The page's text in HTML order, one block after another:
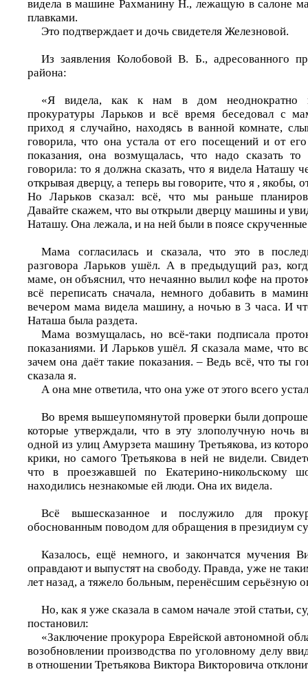
видела в машине Рахманину Н., лежащую в салоне
плавками.
Это подтверждает и дочь свидетеля Железновой.
Из заявления Колобовой В. Б., адресованного
района:
«Я видела, как к нам в дом неоднократно
прокуратуры Ларьков и всё время беседовал с
приход я случайно, находясь в ванной комнате,
говорила, что она устала от его посещений и от
показания, она возмущалась, что надо сказать
говорила: то я должна сказать, что я видела Наташу
открывая дверцу, а теперь вы говорите, что я , якобы,
Но Ларьков сказал: всё, что мы раньше
Давайте скажем, что вы открыли дверцу машины и
Наташу. Она лежала, и на ней были в поясе
Мама согласилась и сказала, что это в
разговора Ларьков ушёл. А в предыдущий раз,
маме, он объяснил, что нечаянно вылил кофе на
всё переписать сначала, немного добавить в
вечером мама видела машину, а ночью в 3 часа. И
Наташа была раздета.
Мама возмущалась, но всё-таки подписала
показаниями. И Ларьков ушёл. Я сказала маме, что
зачем она даёт такие показания. – Ведь всё, что ты
сказала я.
А она мне ответила, что она уже от этого всего
Во время вышеупомянутой проверки были
которые утверждали, что в эту злополучную ночь
одной из улиц Амурзета машину Третьякова, из
крики, но самого Третьякова в ней не видели.
что в проезжавшей по Екатерино-никольскому
находились незнакомые ей люди. Она их видела.
Всё вышесказанное и послужило для
обоснованным поводом для обращения в президиум
Казалось, ещё немного, и закончатся мучения
оправдают и выпустят на свободу. Правда, уже не
лет назад, а тяжело больным, перенёсшим серьёзную
Но, как я уже сказала в самом начале этой статьи,
постановил:
«Заключение прокурора Еврейской автономной
возобновлении производства по уголовному делу
в отношении Третьякова Виктора Викторовича